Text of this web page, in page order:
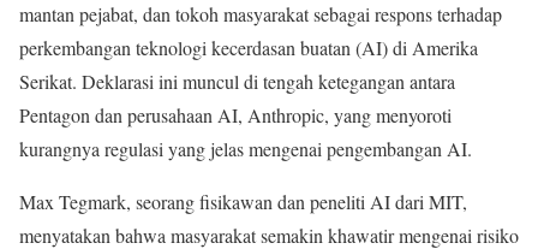
mantan pejabat, dan tokoh masyarakat sebagai respons terhadap
perkembangan teknologi kecerdasan buatan (AI) di Amerika
Serikat. Deklarasi ini muncul di tengah ketegangan antara
Pentagon dan perusahaan AI, Anthropic, yang menyoroti
kurangnya regulasi yang jelas mengenai pengembangan AI.
Max Tegmark, seorang fisikawan dan peneliti AI dari MIT,
menyatakan bahwa masyarakat semakin khawatir mengenai risiko